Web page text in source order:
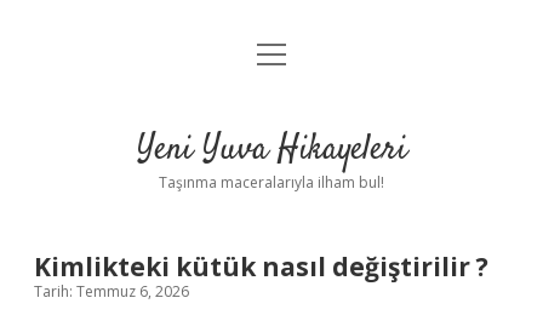
Anasayfa
Yasal Uyarı
menüyü
Yeni Yuva Hikayeleri
Taşınma maceralarıyla ilham bul!
Kimlikteki kütük nasıl değiştirilir ?
Tarih: Temmuz 6, 2026